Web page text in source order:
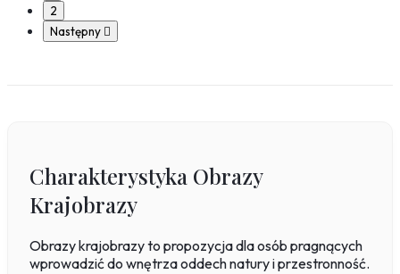
2
Następny 
Charakterystyka Obrazy
Krajobrazy
Obrazy krajobrazy to propozycja dla osób pragnących
wprowadzić do wnętrza oddech natury i przestronność.